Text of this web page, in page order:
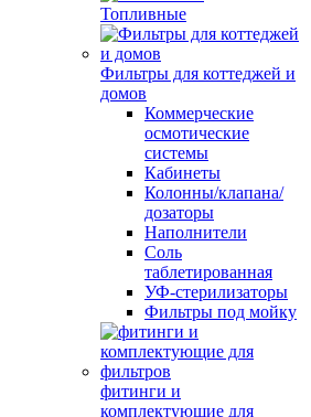
Топливные
Фильтры для коттеджей и
домов
Коммерческие
осмотические
системы
Кабинеты
Колонны/клапана/
дозаторы
Наполнители
Соль
таблетированная
УФ-стерилизаторы
Фильтры под мойку
фитинги и
комплектующие для